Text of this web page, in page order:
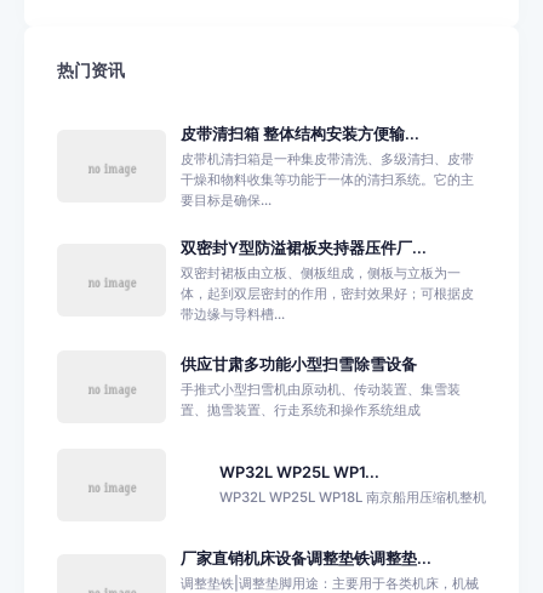
热门资讯
皮带清扫箱 整体结构安装方便输...
皮带机清扫箱是一种集皮带清洗、多级清扫、皮带
干燥和物料收集等功能于一体的清扫系统。它的主
要目标是确保...
双密封Y型防溢裙板夹持器压件厂...
双密封裙板由立板、侧板组成，侧板与立板为一
体，起到双层密封的作用，密封效果好；可根据皮
带边缘与导料槽...
供应甘肃多功能小型扫雪除雪设备
手推式小型扫雪机由原动机、传动装置、集雪装
置、抛雪装置、行走系统和操作系统组成
WP32L WP25L WP1...
WP32L WP25L WP18L 南京船用压缩机整机
厂家直销机床设备调整垫铁调整垫...
调整垫铁|调整垫脚用途：主要用于各类机床，机械